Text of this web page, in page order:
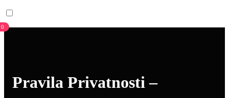
0
Pravila Privatnosti –